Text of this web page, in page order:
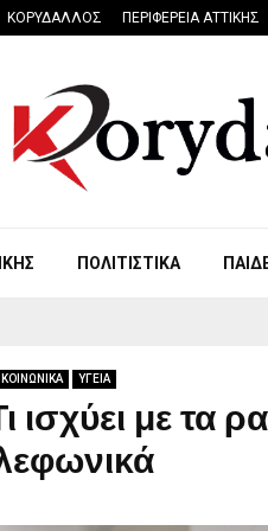
ΚΟΡΥΔΑΛΛΟΣ ΠΕΡΙΦΕΡΕΙΑ ΑΤΤΙΚΗΣ
ΠΟΛΙΤΙΣΤΙΚΑ
ΚΟΙΝΩΝΙΚΑ ΥΓΕΙΑ
ισχύει με τα